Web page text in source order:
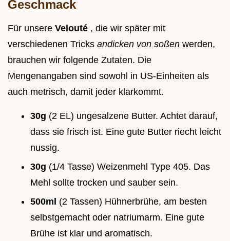
Geschmack
Für unsere Velouté , die wir später mit
verschiedenen Tricks andicken von soßen werden,
brauchen wir folgende Zutaten. Die
Mengenangaben sind sowohl in US-Einheiten als
auch metrisch, damit jeder klarkommt.
30g (2 EL) ungesalzene Butter. Achtet darauf,
dass sie frisch ist. Eine gute Butter riecht leicht
nussig.
30g (1/4 Tasse) Weizenmehl Type 405. Das
Mehl sollte trocken und sauber sein.
500ml (2 Tassen) Hühnerbrühe, am besten
selbstgemacht oder natriumarm. Eine gute
Brühe ist klar und aromatisch.